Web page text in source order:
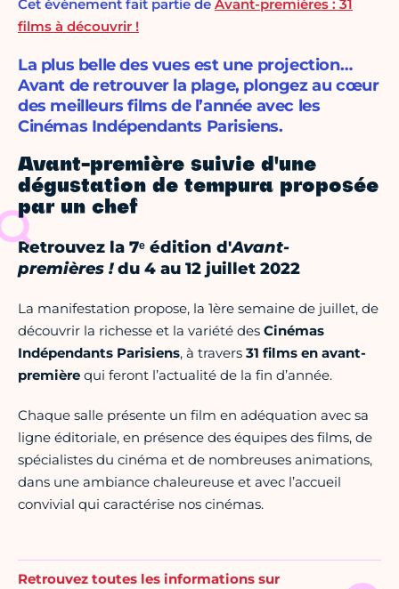
Cet évènement fait partie de Avant-premières : 31
films à découvrir !
La plus belle des vues est une projection…
Avant de retrouver la plage, plongez au cœur
des meilleurs films de l’année avec les
Cinémas Indépendants Parisiens.
Avant-première suivie d'une
dégustation de tempura proposée
par un chef
Retrouvez la 7ᵉ édition d'Avant-
premières !du 4 au 12 juillet 2022
La manifestation propose, la 1ère semaine de juillet, de
découvrir la richesse et la variété des Cinémas
Indépendants Parisiens, à travers 31 films en avant-
première qui feront l’actualité de la fin d’année.
Chaque salle présente un film en adéquation avec sa
ligne éditoriale, en présence des équipes des films, de
spécialistes du cinéma et de nombreuses animations,
dans une ambiance chaleureuse et avec l’accueil
convivial qui caractérise nos cinémas.
Retrouvez toutes les informations sur